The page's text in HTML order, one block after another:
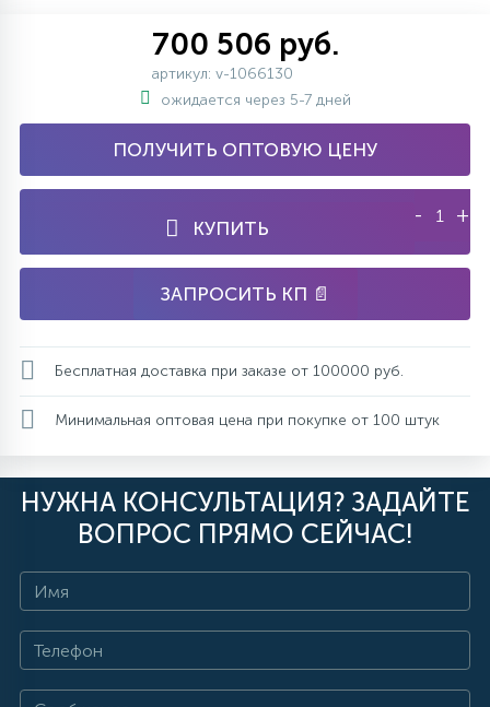
С УПРАВЛЕНИЕМ
АКСЕССУАРЫ
700 506 руб.
артикул: v-1066130
ожидается через 5-7 дней
ПОЛУЧИТЬ ОПТОВУЮ ЦЕНУ
КУПИТЬ
- +
ЗАПРОСИТЬ КП 📄
Бесплатная доставка при заказе от 100000 руб.
Минимальная оптовая цена при покупке от 100 штук
НУЖНА КОНСУЛЬТАЦИЯ? ЗАДАЙТЕ
ВОПРОС ПРЯМО СЕЙЧАС!